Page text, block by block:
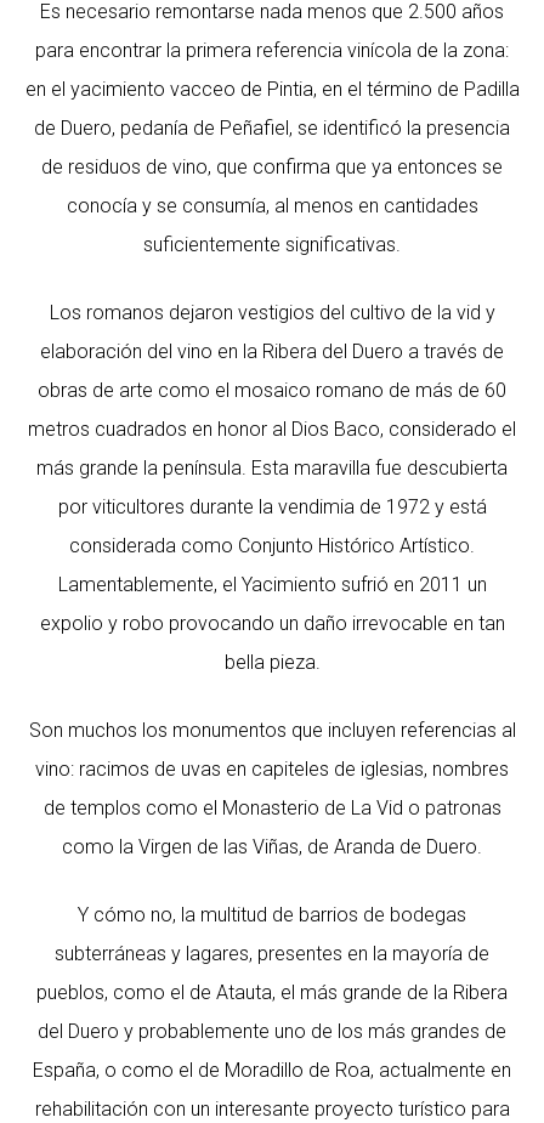
Es necesario remontarse nada menos que 2.500 años
para encontrar la primera referencia vinícola de la zona:
en el yacimiento vacceo de Pintia, en el término de Padilla
de Duero, pedanía de Peñafiel, se identificó la presencia
de residuos de vino, que confirma que ya entonces se
conocía y se consumía, al menos en cantidades
suficientemente significativas.
Los romanos dejaron vestigios del cultivo de la vid y
elaboración del vino en la Ribera del Duero a través de
obras de arte como el mosaico romano de más de 60
metros cuadrados en honor al Dios Baco, considerado el
más grande la península. Esta maravilla fue descubierta
por viticultores durante la vendimia de 1972 y está
considerada como Conjunto Histórico Artístico.
Lamentablemente, el Yacimiento sufrió en 2011 un
expolio y robo provocando un daño irrevocable en tan
bella pieza.
Son muchos los monumentos que incluyen referencias al
vino: racimos de uvas en capiteles de iglesias, nombres
de templos como el Monasterio de La Vid o patronas
como la Virgen de las Viñas, de Aranda de Duero.
Y cómo no, la multitud de barrios de bodegas
subterráneas y lagares, presentes en la mayoría de
pueblos, como el de Atauta, el más grande de la Ribera
del Duero y probablemente uno de los más grandes de
España, o como el de Moradillo de Roa, actualmente en
rehabilitación con un interesante proyecto turístico para